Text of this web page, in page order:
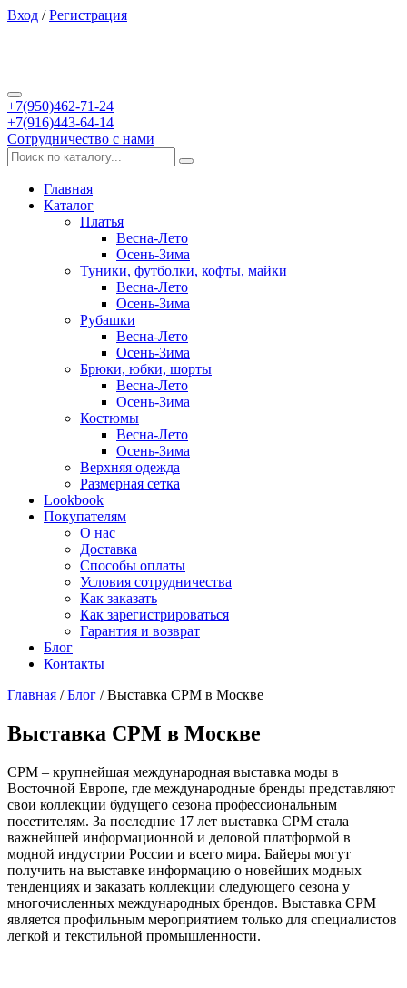
Вход /Регистрация
+7(950)462-71-24
+7(916)443-64-14
Сотрудничество с нами
Главная
Каталог
Платья
Весна-Лето
Осень-Зима
Туники, футболки, кофты, майки
Весна-Лето
Осень-Зима
Рубашки
Весна-Лето
Осень-Зима
Брюки, юбки, шорты
Весна-Лето
Осень-Зима
Костюмы
Весна-Лето
Осень-Зима
Верхняя одежда
Размерная сетка
Lookbook
Покупателям
О нас
Доставка
Способы оплаты
Условия сотрудничества
Как заказать
Как зарегистрироваться
Гарантия и возврат
Блог
Контакты
Главная /Блог /Выставка CPM в Москве
Выставка CPM в Москве
CPM – крупнейшая международная выставка моды в
Восточной Европе, где международные бренды представляют
свои коллекции будущего сезона профессиональным
посетителям. За последние 17 лет выставка СРМ стала
важнейшей информационной и деловой платформой в
модной индустрии России и всего мира. Байеры могут
получить на выставке информацию о новейших модных
тенденциях и заказать коллекции следующего сезона у
многочисленных международных брендов. Bыставка СРМ
является профильным мероприятием только для специалистов
легкой и текстильной промышленности.